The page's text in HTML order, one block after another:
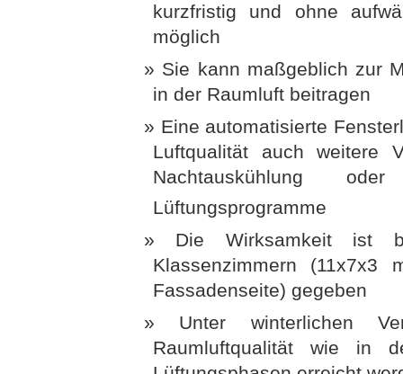
kurzfristig und ohne
möglich
Sie kann maßgeblich zur
in der Raumluft beitragen
Eine automatisierte
Luftqualität auch weitere
Nachtauskühlung
Lüftungsprogramme
Die Wirksamkeit ist
Klassenzimmern
Fassadenseite) gegeben
Unter winterlichen
Raumluftqualität wie in